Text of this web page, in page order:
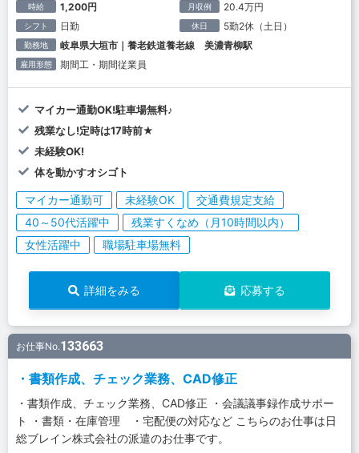
時給 1,200円 月収例 20.4万円
シフト 日勤 休日 5勤2休（土日）
勤務地 岐阜県大垣市｜養老鉄道養老線 美濃青柳駅
雇用形態 期間工・期間従業員
マイカー通勤OK!駐車場無料♪
残業なし!定時は17時前★
未経験OK!
体を動かすオシゴト
マイカー通勤可 未経験OK
交通費規定支給
40～50代活躍中
残業すくなめ（月10時間以内）
女性活躍中
職場駐車場無料
詳細をみる 応募する
お仕事No.133663
・書類作成、チェック業務、CAD修正
・書類作成、チェック業務、CAD修正 ・会議議事録作成サポー
ト ・書類・在庫管理 ・宅配便の対応など こちらのお仕事は日
総ブレイン株式会社の派遣のお仕事です。